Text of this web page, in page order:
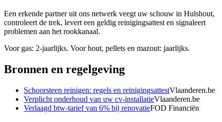
Een erkende partner uit ons netwerk veegt uw schouw in Hulshout,
controleert de trek, levert een geldig reinigingsattest en signaleert
problemen aan het rookkanaal.
Voor gas: 2-jaarlijks. Voor hout, pellets en mazout: jaarlijks.
Bronnen en regelgeving
Schoorsteen reinigen: regels en reinigingsattestVlaanderen.be
Verplicht onderhoud van uw cv-installatieVlaanderen.be
Verlaagd btw-tarief van 6% bij renovatieFOD Financiën